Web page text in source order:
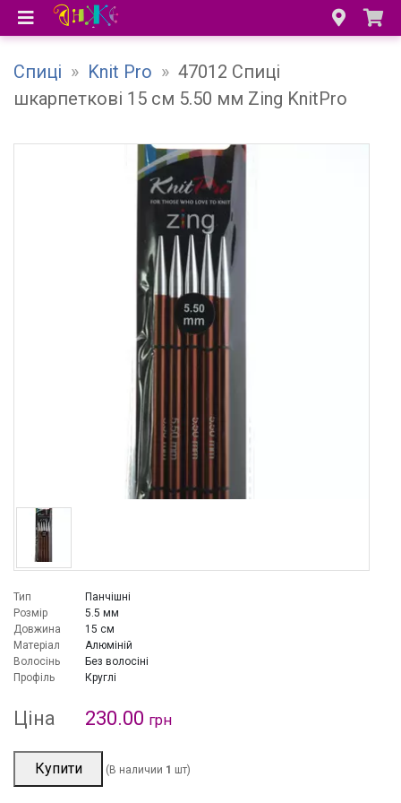
Спиці » Knit Pro » 47012 Спиці
шкарпеткові 15 см 5.50 мм Zing KnitPro
Тип
Панчішні
Розмір
5.5 мм
Довжина
15 см
Матеріал
Алюміній
Волосінь
Без волосіні
Профіль
Круглі
Ціна 230.00 грн
Купити (В наличии 1 шт)